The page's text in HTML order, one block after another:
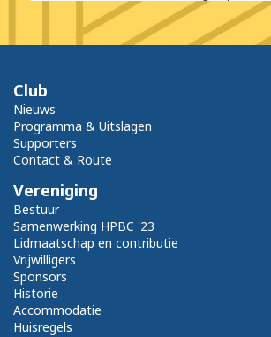
Club
Nieuws
Programma & Uitslagen
Supporters
Contact & Route
Vereniging
Bestuur
Samenwerking HPBC '23
Lidmaatschap en contributie
Vrijwilligers
Sponsors
Historie
Accommodatie
Huisregels